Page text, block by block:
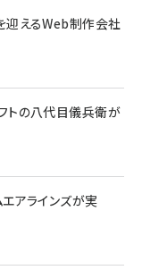
迎えるWeb制作会社
トの八代目儀兵衛が
アラインズが実